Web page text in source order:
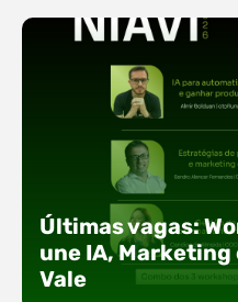
Últimas vagas:
une IA,
Vale